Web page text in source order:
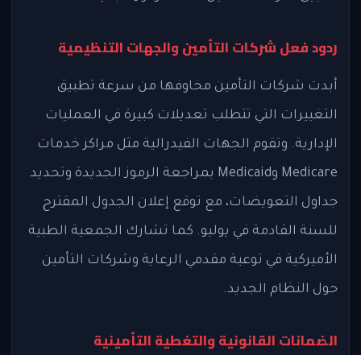
ردود فعل شركات التأمين والجهات التنظيمية
أبدت شركات التأمين مخاوفها من سرعة تطبيق
التغييرات التي تتطلب تعديلات كبيرة في العمليات
الإدارية. وتقوم الجهات الفيدرالية مثل مراكز خدمات
Medicare وMedicaid بمراجعة الرموز الجديدة وتحديد
جداول التعويضات، مع توقع إعلان الجدول المقترح
للسنة القادمة في يوليو. كما تشارك الجمعية الطبية
الأميركية في توعية مقدمي الرعاية وشركات التأمين
حول النظام الجديد.
الضمانات القانونية والتغطية التأمينية